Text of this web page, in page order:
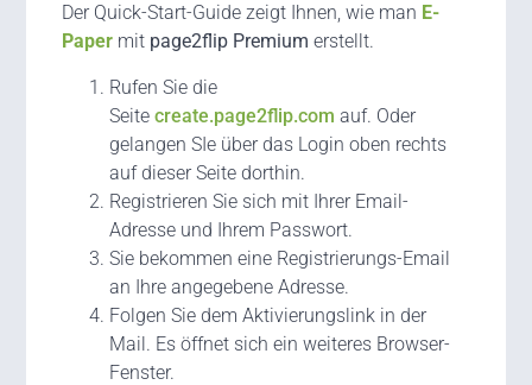
Der Quick-Start-Guide zeigt Ihnen, wie man E-
Paper mit page2flip Premium erstellt.
Rufen Sie die
Seitecreate.page2flip.com auf. Oder
gelangen SIe über das Login oben rechts
auf dieser Seite dorthin.
Registrieren Sie sich mit Ihrer Email-
Adresse und Ihrem Passwort.
Sie bekommen eine Registrierungs-Email
an Ihre angegebene Adresse.
Folgen Sie dem Aktivierungslink in der
Mail. Es öffnet sich ein weiteres Browser-
Fenster.